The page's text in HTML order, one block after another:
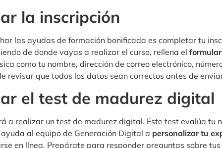
la inscripción
las ayudas de formación bonificada es completar tu
de donde vayas a realizar el curso, rellena el
como tu nombre, dirección de correo electrónico,
revisar que todos los datos sean correctos antes de
el test de madurez digital
a realizar un test de madurez digital. Este test evalúa tu
al equipo de Generación Digital a personalizar tu
en línea. Prepárate para responder preguntas sobre